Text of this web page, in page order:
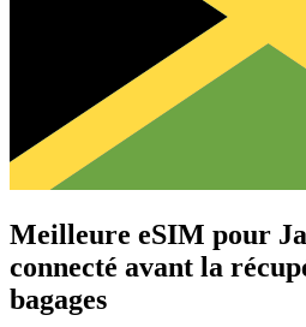
Meilleure eSIM pour
connecté avant la
bagages